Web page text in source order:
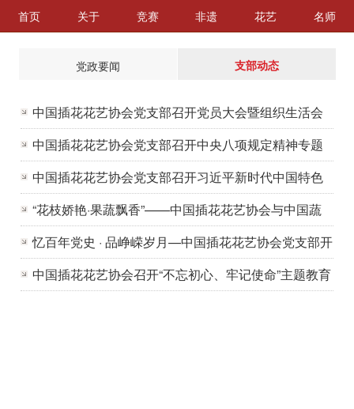
首页 关于 竞赛 非遗 花艺 名师
党政要闻 支部动态
中国插花花艺协会党支部召开党员大会暨组织生活会
中国插花花艺协会党支部召开中央八项规定精神专题
研讨会暨专题党课学习
中国插花花艺协会党支部召开习近平新时代中国特色
社会主义思想主题教育研讨交流会
“花枝娇艳·果蔬飘香”——中国插花花艺协会与中国蔬
菜协会共同举办果蔬插花共建活动
忆百年党史 · 品峥嵘岁月—中国插花花艺协会党支部开
展建党百年主题党日活动
中国插花花艺协会召开“不忘初心、牢记使命”主题教育